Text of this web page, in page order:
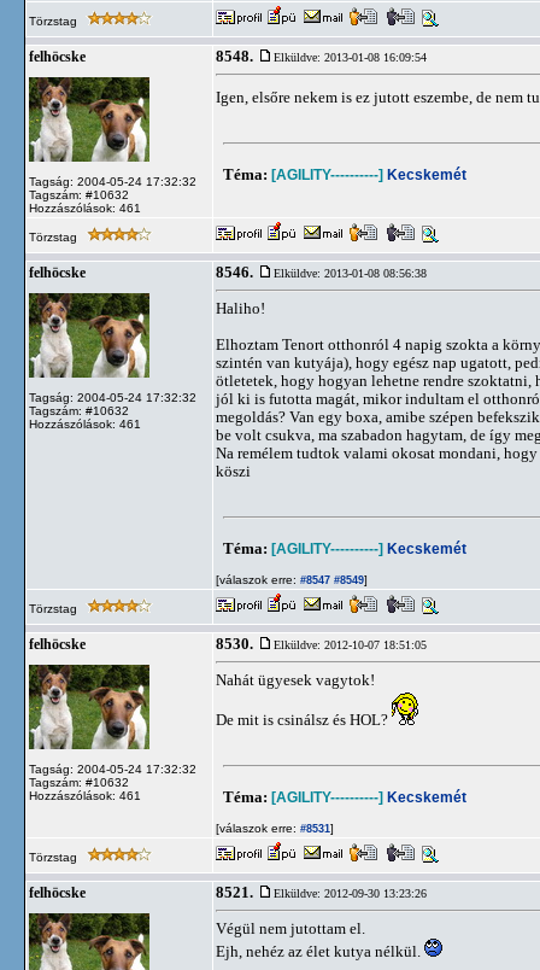
Törzstag
felhöcske
Tagság: 2004-05-24 17:32:32
Tagszám: #10632
Hozzászólások: 461
8548. Elküldve: 2013-01-08 16:09:54
Igen, elsőre nekem is ez jutott eszembe, de
Téma: [AGILITY----------] Kecskemét
Törzstag
felhöcske
Tagság: 2004-05-24 17:32:32
Tagszám: #10632
Hozzászólások: 461
8546. Elküldve: 2013-01-08 08:56:38
Haliho!
Elhoztam Tenort otthonról 4 napig szokta a
szintén van kutyája), hogy egész nap ugatott,
ötletetek, hogy hogyan lehetne rendre
jól ki is futotta magát, mikor indultam el
megoldás? Van egy boxa, amibe szépen
be volt csukva, ma szabadon hagytam, de így
Na remélem tudtok valami okosat mondani,
köszi
Téma: [AGILITY----------] Kecskemét
[válaszok erre: #8547 #8549]
Törzstag
felhöcske
Tagság: 2004-05-24 17:32:32
Tagszám: #10632
Hozzászólások: 461
8530. Elküldve: 2012-10-07 18:51:05
Nahát ügyesek vagytok!
De mit is csinálsz és HOL?
Téma: [AGILITY----------] Kecskemét
[válaszok erre: #8531]
Törzstag
felhöcske 8521. Elküldve: 2012-09-30 13:23:26
Végül nem jutottam el.
Ejh, nehéz az élet kutya nélkül.